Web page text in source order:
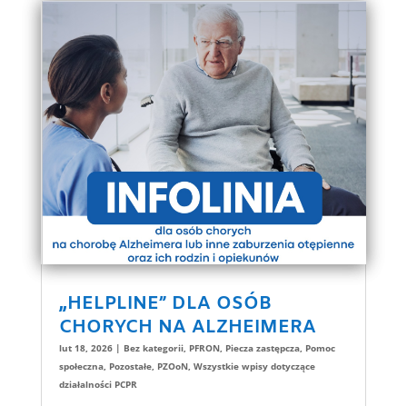
„HELPLINE” DLA OSÓB
CHORYCH NA ALZHEIMERA
lut 18, 2026| Bez kategorii, PFRON, Piecza zastępcza, Pomoc
społeczna, Pozostałe, PZOoN, Wszystkie wpisy dotyczące
działalności PCPR